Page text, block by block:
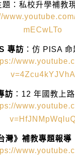
題：私校升學補教
mECwLTo
專訪 ：仿 PISA
v=4Zcu4kYJVhA
訪 ：12 年國教上
灣》補教專題報導